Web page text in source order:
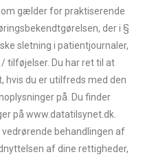
gælder for praktiserende
der i §
sletning i patientjournaler,
tilføjelser. Du har ret til at
hvis du er utilfreds med den
på. Du finder
på www.datatilsynet.dk.
vedrørende behandlingen af
af dine rettigheder,